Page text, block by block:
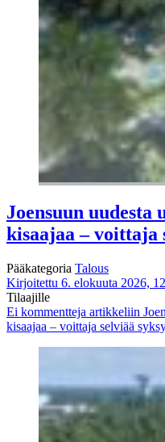
Joensuun uudesta
kisaajaa – voittaja
Pääkategoria Talous
Kirjoitettu 6. elokuuta 2026,
Tilaajille
Ei kommentteja artikkeliin
kisaajaa – voittaja selviää